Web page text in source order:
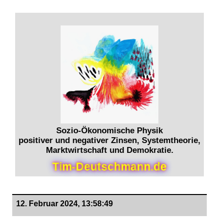
Sozio-Ökonomische Physik
positiver und negativer Zinsen, Systemtheorie,
Marktwirtschaft und Demokratie.
Tim-Deutschmann.de
12. Februar 2024, 13:58:49